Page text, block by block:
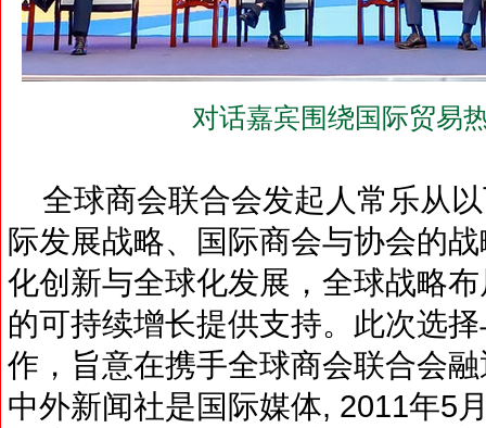
对话嘉宾围绕国际贸易
全球商会联合会发起人常乐从
际发展战略、国际商会与协会的
化创新与全球化发展，全球战略
的可持续增长提供支持。此次选
作，旨意在携手全球商会联合会
中外新闻社是国际媒体, 2011年5